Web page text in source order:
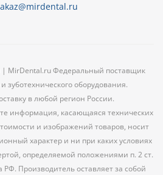
MirDental.ru Федеральный поставщик
зуботехнического оборудования.
в любой регион России.
информация, касающаяся технических
и изображений товаров, носит
характер и ни при каких условиях
определяемой положениями п. 2 ст.
РФ. Производитель оставляет за собой